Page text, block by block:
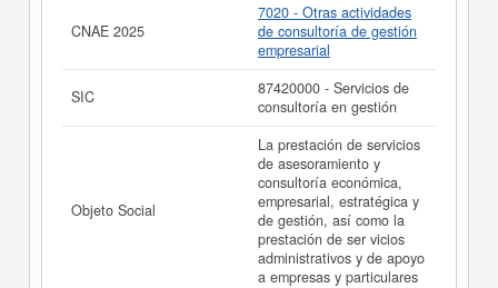
Si está interesado en conocer más datos de la empresa
MANEY ESTRATEGICA SL. puedeacceder
inmediatamente a este Informe ampliado
La última actualización del informe de empresa se ha
realizado el 01/06/2026.
CNAE 2025
7020 - Otras actividades
de consultoría de gestión
empresarial
SIC
87420000 - Servicios de
consultoría en gestión
Objeto Social
La prestación de servicios
de asesoramiento y
consultoría económica,
empresarial, estratégica y
de gestión, así como la
prestación de ser vicios
administrativos y de apoyo
a empresas y particulares